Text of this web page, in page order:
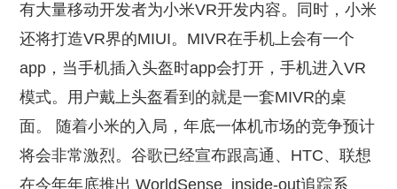
有大量移动开发者为小米VR开发内容。同时，小米
还将打造VR界的MIUI。MIVR在手机上会有一个
app，当手机插入头盔时app会打开，手机进入VR
模式。用户戴上头盔看到的就是一套MIVR的桌
面。 随着小米的入局，年底一体机市场的竞争预计
将会非常激烈。谷歌已经宣布跟高通、HTC、联想
在今年年底推出 WorldSense inside-out追踪系